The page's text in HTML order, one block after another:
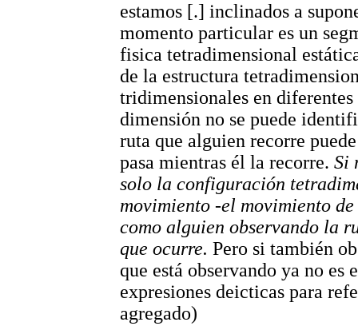
estamos [.] inclinados a
momento particular es un
fisica tetradimensional
de la estructura
tridimensionales en
dimensión no se puede
ruta que alguien recorre
pasa mientras él la recorre. Si
solo la configuración
movimiento -el movimiento
como alguien observando la
que ocurre. Pero si también
que está observando ya no es
expresiones deicticas para
agregado)